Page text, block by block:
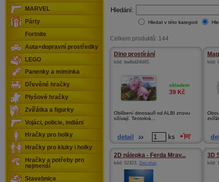
Hledání:
Hledat v této kategorii
Celkem produktů: 144
Dino prostírání
kód: ba4bd24d45,
skladem
39 Kč
Oblíbení dinosauři od ALBI znovu
ožívají. Tentokrá...
detail ks
kód:
2D nálepka - Ferda Mrav...
kód: 52323, Decofun
3D
kód:
MARVEL
Párty
Fortnite
Auta+dopravní prostředky
LEGO
Panenky a miminka
Dřevěné hračky
Plyšové hračky
Zvířátka a figurky
Vojáci, policie, indiáni
Hračky pro holky
Hračky pro kluky i holky
Hračky a potřeby pro
nejmenší
Stavebnice